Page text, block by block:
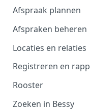
Afspraak aanmaken
Afspraken
Afspraak plannen
Inplannen
Planning wijzigen
Plannen in batch
Afspraken beheren
Afspraak verwerken
Planbord
Filteroverzicht
Afspraaktoegang
Locaties en relaties
Registreren en
Rooster
Werktijden
Zoeken in Bessy